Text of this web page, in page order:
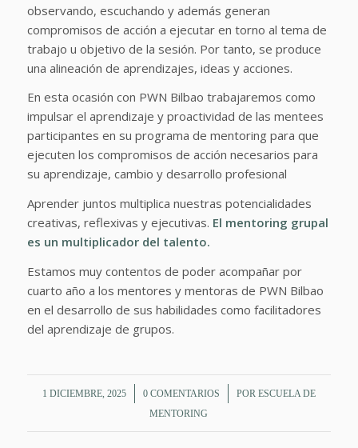
observando, escuchando y además generan
compromisos de acción a ejecutar en torno al tema de
trabajo u objetivo de la sesión. Por tanto, se produce
una alineación de aprendizajes, ideas y acciones.
En esta ocasión con PWN Bilbao trabajaremos como
impulsar el aprendizaje y proactividad de las mentees
participantes en su programa de mentoring para que
ejecuten los compromisos de acción necesarios para
su aprendizaje, cambio y desarrollo profesional
Aprender juntos multiplica nuestras potencialidades
creativas, reflexivas y ejecutivas. El mentoring grupal
es un multiplicador del talento.
Estamos muy contentos de poder acompañar por
cuarto año a los mentores y mentoras de PWN Bilbao
en el desarrollo de sus habilidades como facilitadores
del aprendizaje de grupos.
1 DICIEMBRE, 2025
/ 0 COMENTARIOS
/ POR ESCUELA DE
MENTORING